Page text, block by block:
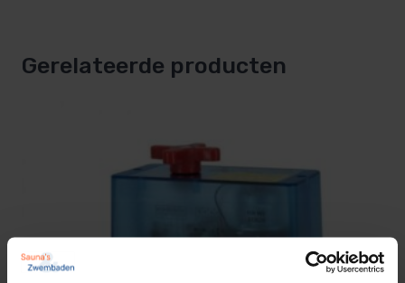
Gerelateerde producten